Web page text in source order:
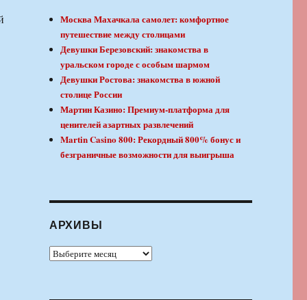
Москва Махачкала самолет: комфортное
путешествие между столицами
Девушки Березовский: знакомства в
уральском городе с особым шармом
Девушки Ростова: знакомства в южной
столице России
Мартин Казино: Премиум-платформа для
ценителей азартных развлечений
Martin Casino 800: Рекордный 800% бонус и
безграничные возможности для выигрыша
АРХИВЫ
Архивы